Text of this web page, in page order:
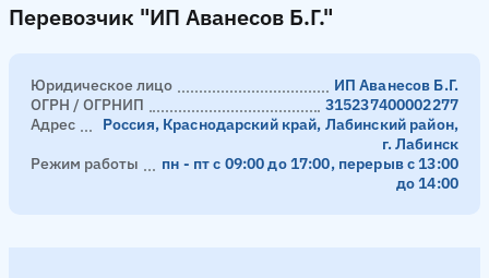
Перевозчик "ИП Аванесов Б.Г."
Юридическое лицо
ИП Аванесов Б.Г.
ОГРН / ОГРНИП
315237400002277
Адрес
Россия, Краснодарский край, Лабинский район,
г. Лабинск
Режим работы
пн - пт с 09:00 до 17:00, перерыв с 13:00
до 14:00